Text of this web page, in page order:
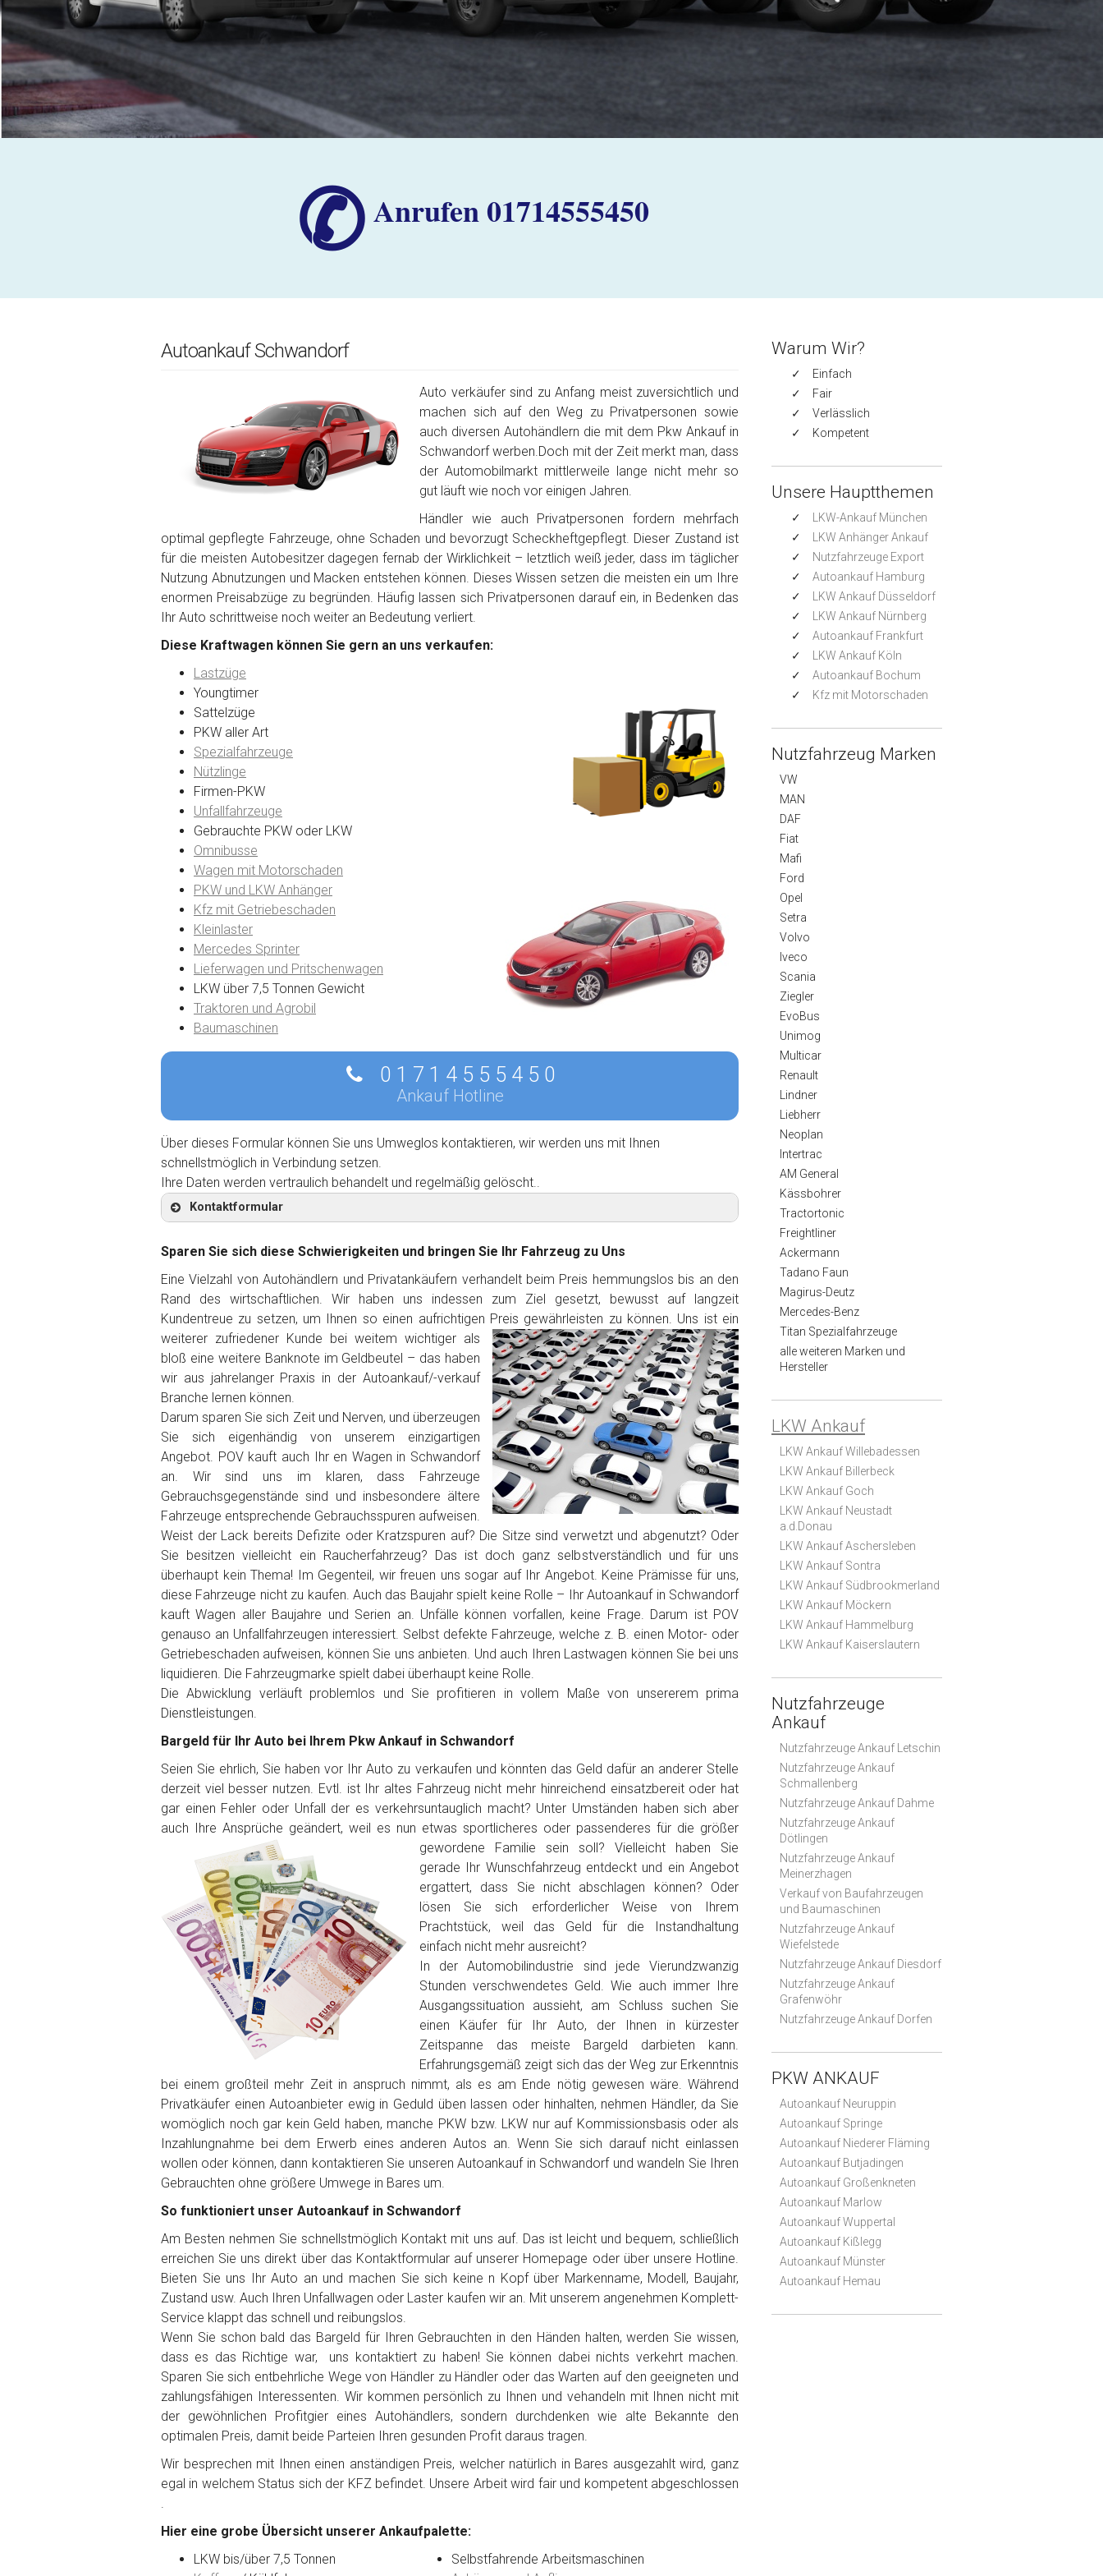
✆Anrufen 01714555450
Autoankauf Schwandorf
Auto verkäufer sind zu Anfang meist zuversichtlich und
machen sich auf den Weg zu Privatpersonen sowie
auch diversen Autohändlern die mit dem Pkw Ankauf in
Schwandorf werben.Doch mit der Zeit merkt man, dass
der Automobilmarkt mittlerweile lange nicht mehr so
gut läuft wie noch vor einigen Jahren.
Händler wie auch Privatpersonen fordern mehrfach
optimal gepflegte Fahrzeuge, ohne Schaden und bevorzugt Scheckheftgepflegt. Dieser Zustand ist
für die meisten Autobesitzer dagegen fernab der Wirklichkeit – letztlich weiß jeder, dass im täglicher
Nutzung Abnutzungen und Macken entstehen können. Dieses Wissen setzen die meisten ein um Ihre
enormen Preisabzüge zu begründen. Häufig lassen sich Privatpersonen darauf ein, in Bedenken das
Ihr Auto schrittweise noch weiter an Bedeutung verliert.
Diese Kraftwagen können Sie gern an uns verkaufen:
Lastzüge
Youngtimer
Sattelzüge
PKW aller Art
Spezialfahrzeuge
Nützlinge
Firmen-PKW
Unfallfahrzeuge
Gebrauchte PKW oder LKW
Omnibusse
Wagen mit Motorschaden
PKW und LKW Anhänger
Kfz mit Getriebeschaden
Kleinlaster
Mercedes Sprinter
Lieferwagen und Pritschenwagen
LKW über 7,5 Tonnen Gewicht
Traktoren und Agrobil
Baumaschinen
0 1 7 1 4 5 5 5 4 5 0
Ankauf Hotline
Über dieses Formular können Sie uns Umweglos kontaktieren, wir werden uns mit Ihnen
schnellstmöglich in Verbindung setzen.
Ihre Daten werden vertraulich behandelt und regelmäßig gelöscht..
Kontaktformular
Kontaktformular
Marke*
Model*
Baujahr
Getriebe
Bekannte Schäden
Kilometerstand
Preisvorstellung
Name*
Telefon*
Email
PLZ und Ort
Foto Nr. 1
Foto Nr. 2
Foto Nr. 3
Sonstiges
Fertig
Wie viel ist 10+2 ?
Sparen Sie sich diese Schwierigkeiten und bringen Sie Ihr Fahrzeug zu Uns
Eine Vielzahl von Autohändlern und Privatankäufern verhandelt beim Preis hemmungslos bis an den
Rand des wirtschaftlichen. Wir haben uns indessen zum Ziel gesetzt, bewusst auf langzeit
Kundentreue zu setzen, um Ihnen so einen aufrichtigen Preis gewährleisten zu können. Uns ist ein
weiterer zufriedener Kunde
bei weitem wichtiger als
bloß eine weitere Banknote im Geldbeutel – das haben
wir aus jahrelanger Praxis in der Autoankauf/-verkauf
Branche lernen können.
Darum sparen Sie sich Zeit und Nerven, und überzeugen
Sie sich eigenhändig von unserem einzigartigen
Angebot. POV kauft auch Ihr en Wagen in Schwandorf
an. Wir sind uns im klaren, dass Fahrzeuge
Gebrauchsgegenstände sind und insbesondere ältere
Fahrzeuge entsprechende Gebrauchsspuren aufweisen.
Weist der Lack bereits Defizite oder Kratzspuren auf? Die Sitze sind verwetzt und abgenutzt? Oder
Sie besitzen vielleicht ein Raucherfahrzeug? Das ist doch ganz selbstverständlich und für uns
überhaupt kein Thema! Im Gegenteil, wir freuen uns sogar auf Ihr Angebot. Keine Prämisse für uns,
diese Fahrzeuge nicht zu kaufen. Auch das Baujahr spielt keine Rolle – Ihr Autoankauf in Schwandorf
kauft Wagen aller Baujahre und Serien an. Unfälle können vorfallen, keine Frage. Darum ist POV
genauso an Unfallfahrzeugen interessiert. Selbst defekte Fahrzeuge, welche z. B. einen Motor- oder
Getriebeschaden aufweisen, können Sie uns anbieten. Und auch Ihren Lastwagen können Sie bei uns
liquidieren. Die Fahrzeugmarke spielt dabei überhaupt keine Rolle.
Die Abwicklung verläuft problemlos und Sie profitieren in vollem Maße von unsererem prima
Dienstleistungen.
Bargeld für Ihr Auto bei Ihrem Pkw Ankauf in Schwandorf
Seien Sie ehrlich, Sie haben vor Ihr Auto zu verkaufen und könnten das Geld dafür an anderer Stelle
derzeit viel besser nutzen. Evtl. ist Ihr altes Fahrzeug nicht mehr hinreichend einsatzbereit oder hat
gar einen Fehler oder Unfall der es verkehrsuntauglich macht? Unter Umständen haben sich aber
auch Ihre Ansprüche geändert, weil es nun etwas sportlicheres oder passenderes für die größer
gewordene Familie sein soll? Vielleicht haben Sie
gerade Ihr Wunschfahrzeug entdeckt und ein Angebot
ergattert, dass Sie nicht abschlagen können? Oder
lösen Sie sich erforderlicher Weise von Ihrem
Prachtstück, weil das Geld für die Instandhaltung
einfach nicht mehr ausreicht?
In der Automobilindustrie sind jede Vierundzwanzig
Stunden verschwendetes Geld. Wie auch immer Ihre
Ausgangssituation aussieht, am Schluss suchen Sie
einen Käufer für Ihr Auto, der Ihnen in kürzester
Zeitspanne das meiste Bargeld darbieten kann.
Erfahrungsgemäß zeigt sich das der Weg zur Erkenntnis
bei einem großteil mehr Zeit in anspruch nimmt, als es am Ende nötig gewesen wäre. Während
Privatkäufer einen Autoanbieter ewig in Geduld üben lassen oder hinhalten, nehmen Händler, da Sie
womöglich noch gar kein Geld haben, manche PKW bzw. LKW nur auf Kommissionsbasis oder als
Inzahlungnahme bei dem Erwerb eines anderen Autos an. Wenn Sie sich darauf nicht einlassen
wollen oder können, dann kontaktieren Sie unseren Autoankauf in Schwandorf und wandeln Sie Ihren
Gebrauchten ohne größere Umwege in Bares um.
So funktioniert unser Autoankauf in Schwandorf
Am Besten nehmen Sie schnellstmöglich Kontakt mit uns auf. Das ist leicht und bequem, schließlich
erreichen Sie uns direkt über das Kontaktformular auf unserer Homepage oder über unsere Hotline.
Bieten Sie uns Ihr Auto an und machen Sie sich keine n Kopf über Markenname, Modell, Baujahr,
Zustand usw. Auch Ihren Unfallwagen oder Laster kaufen wir an. Mit unserem angenehmen Komplett-
Service klappt das schnell und reibungslos.
Wenn Sie schon bald das Bargeld für Ihren Gebrauchten in den Händen halten, werden Sie wissen,
dass es das Richtige war, uns kontaktiert zu haben! Sie können dabei nichts verkehrt machen.
Sparen Sie sich entbehrliche Wege von Händler zu Händler oder das Warten auf den geeigneten und
zahlungsfähigen Interessenten. Wir kommen persönlich zu Ihnen und vehandeln mit Ihnen nicht mit
der gewöhnlichen Profitgier eines Autohändlers, sondern durchdenken wie alte Bekannte den
optimalen Preis, damit beide Parteien Ihren gesunden Profit daraus tragen.
Wir besprechen mit Ihnen einen anständigen Preis, welcher natürlich in Bares ausgezahlt wird, ganz
egal in welchem Status sich der KFZ befindet. Unsere Arbeit wird fair und kompetent abgeschlossen
.
Hier eine grobe Übersicht unserer Ankaufpalette:
LKW bis/über 7,5 Tonnen
Selbstfahrende Arbeitsmaschinen
Warum Wir?
Einfach
Fair
Verlässlich
Kompetent
Unsere Hauptthemen
LKW-Ankauf München
LKW Anhänger Ankauf
Nutzfahrzeuge Export
Autoankauf Hamburg
LKW Ankauf Düsseldorf
LKW Ankauf Nürnberg
Autoankauf Frankfurt
LKW Ankauf Köln
Autoankauf Bochum
Kfz mit Motorschaden
Nutzfahrzeug Marken
VW
MAN
DAF
Fiat
Mafi
Ford
Opel
Setra
Volvo
Iveco
Scania
Ziegler
EvoBus
Unimog
Multicar
Renault
Lindner
Liebherr
Neoplan
Intertrac
AM General
Kässbohrer
Tractortonic
Freightliner
Ackermann
Tadano Faun
Magirus-Deutz
Mercedes-Benz
Titan Spezialfahrzeuge
alle weiteren Marken und
Hersteller
LKW Ankauf
LKW Ankauf Willebadessen
LKW Ankauf Billerbeck
LKW Ankauf Goch
LKW Ankauf Neustadt
a.d.Donau
LKW Ankauf Aschersleben
LKW Ankauf Sontra
LKW Ankauf Südbrookmerland
LKW Ankauf Möckern
LKW Ankauf Hammelburg
LKW Ankauf Kaiserslautern
Nutzfahrzeuge
Ankauf
Nutzfahrzeuge Ankauf Letschin
Nutzfahrzeuge Ankauf
Schmallenberg
Nutzfahrzeuge Ankauf Dahme
Nutzfahrzeuge Ankauf
Dötlingen
Nutzfahrzeuge Ankauf
Meinerzhagen
Verkauf von Baufahrzeugen
und Baumaschinen
Nutzfahrzeuge Ankauf
Wiefelstede
Nutzfahrzeuge Ankauf Diesdorf
Nutzfahrzeuge Ankauf
Grafenwöhr
Nutzfahrzeuge Ankauf Dorfen
PKW ANKAUF
Autoankauf Neuruppin
Autoankauf Springe
Autoankauf Niederer Fläming
Autoankauf Butjadingen
Autoankauf Großenkneten
Autoankauf Marlow
Autoankauf Wuppertal
Autoankauf Kißlegg
Autoankauf Münster
Autoankauf Hemau